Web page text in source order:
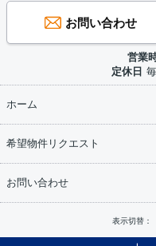
お問い合わせ
営業
定休日
ホーム
希望物件リクエスト
お問い合わせ
表示切替：